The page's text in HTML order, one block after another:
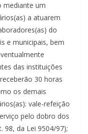
mediante um
a atuarem
do
e municipais, bem
das instituições
30 horas
os demais
vale-refeição
pelo dobro dos
98, da Lei 9504/97);